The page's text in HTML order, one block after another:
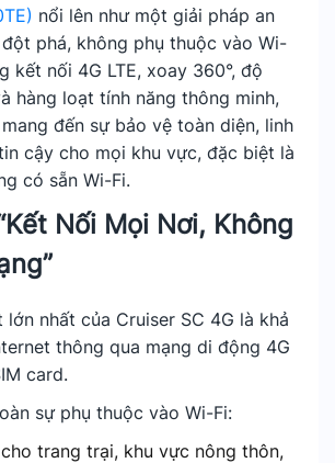
nổi lên như một giải pháp an
phá, không phụ thuộc vào Wi-
kết nối 4G LTE, xoay 360°, độ
hàng loạt tính năng thông minh,
đến sự bảo vệ toàn diện, linh
cậy cho mọi khu vực, đặc biệt là
có sẵn Wi-Fi.
Nối Mọi Nơi, Không
nhất của Cruiser SC 4G là khả
thông qua mạng di động 4G
card.
sự phụ thuộc vào Wi-Fi:
trang trại, khu vực nông thôn,